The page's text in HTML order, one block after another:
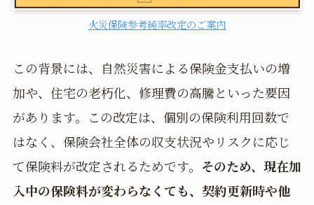
火災保険参考純率改定のご案内
この背景には、自然災害による保険金支払いの増
加や、住宅の老朽化、修理費の高騰といった要因
があります。この改定は、個別の保険利用回数で
はなく、保険会社全体の収支状況やリスクに応じ
て保険料が改定されるためです。 そのため、現在加
入中の保険料が変わらなくても、契約更新時や他